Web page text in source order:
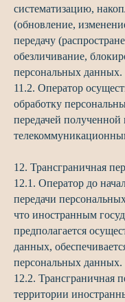
систематизацию,
(обновление,
передачу
обезличивание,
персональных данных.
11.2. Оператор
обработку
передачей
12. Трансграничная
12.1. Оператор до
передачи
что иностранным
предполагается
данных,
персональных данных.
12.2. Трансграничная
территории